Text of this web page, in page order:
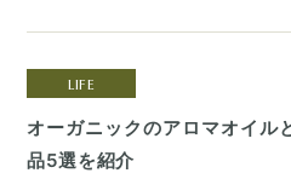
LIFE
オーガニックのアロマオイル
品5選を紹介